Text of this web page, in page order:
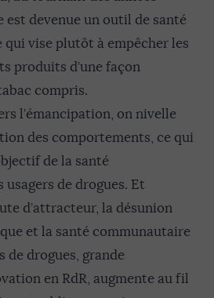
est devenue un outil de santé
vise plutôt à empêcher les
produits d’une façon
compris.
l’émancipation, on nivelle
des comportements, ce qui
de la santé
de drogues. Et
d’attracteur, la désunion
et la santé communautaire
de drogues, grande
en RdR, augmente au fil